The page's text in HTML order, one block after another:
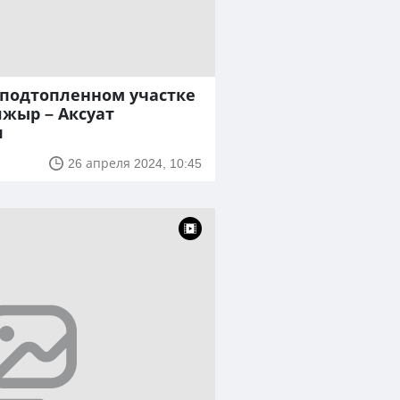
участке
– Аксуат
26 апреля 2024, 10:45